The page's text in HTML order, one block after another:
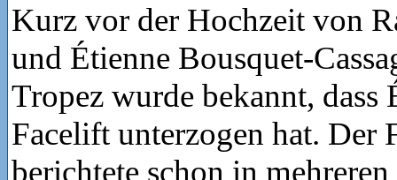
Kurz vor der Hochzeit von
und Étienne Bousquet-
Tropez wurde bekannt, dass
Facelift unterzogen hat. Der
berichtete schon in